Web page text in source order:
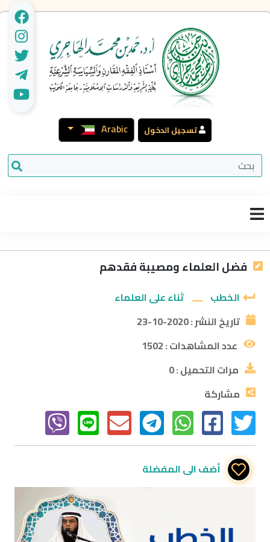
تسجيل الدخول Arabic
فضل العلماء ومصيبة فقدهم
الخطب
ثناء على العلماء
تاريخ النشر :2020-10-23
عدد المشاهدات :1502
مرات التحميل :0
مشاركة
أضف الى المفضلة